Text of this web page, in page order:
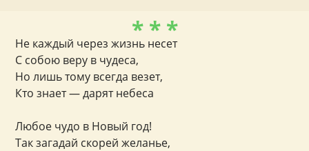
* * *
Не каждый через жизнь несет
С собою веру в чудеса,
Но лишь тому всегда везет,
Кто знает — дарят небеса
Любое чудо в Новый год!
Так загадай скорей желанье,